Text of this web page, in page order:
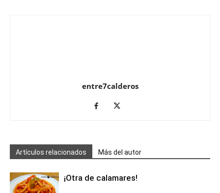
entre7calderos
Artículos relacionados Más del autor
¡Otra de calamares!